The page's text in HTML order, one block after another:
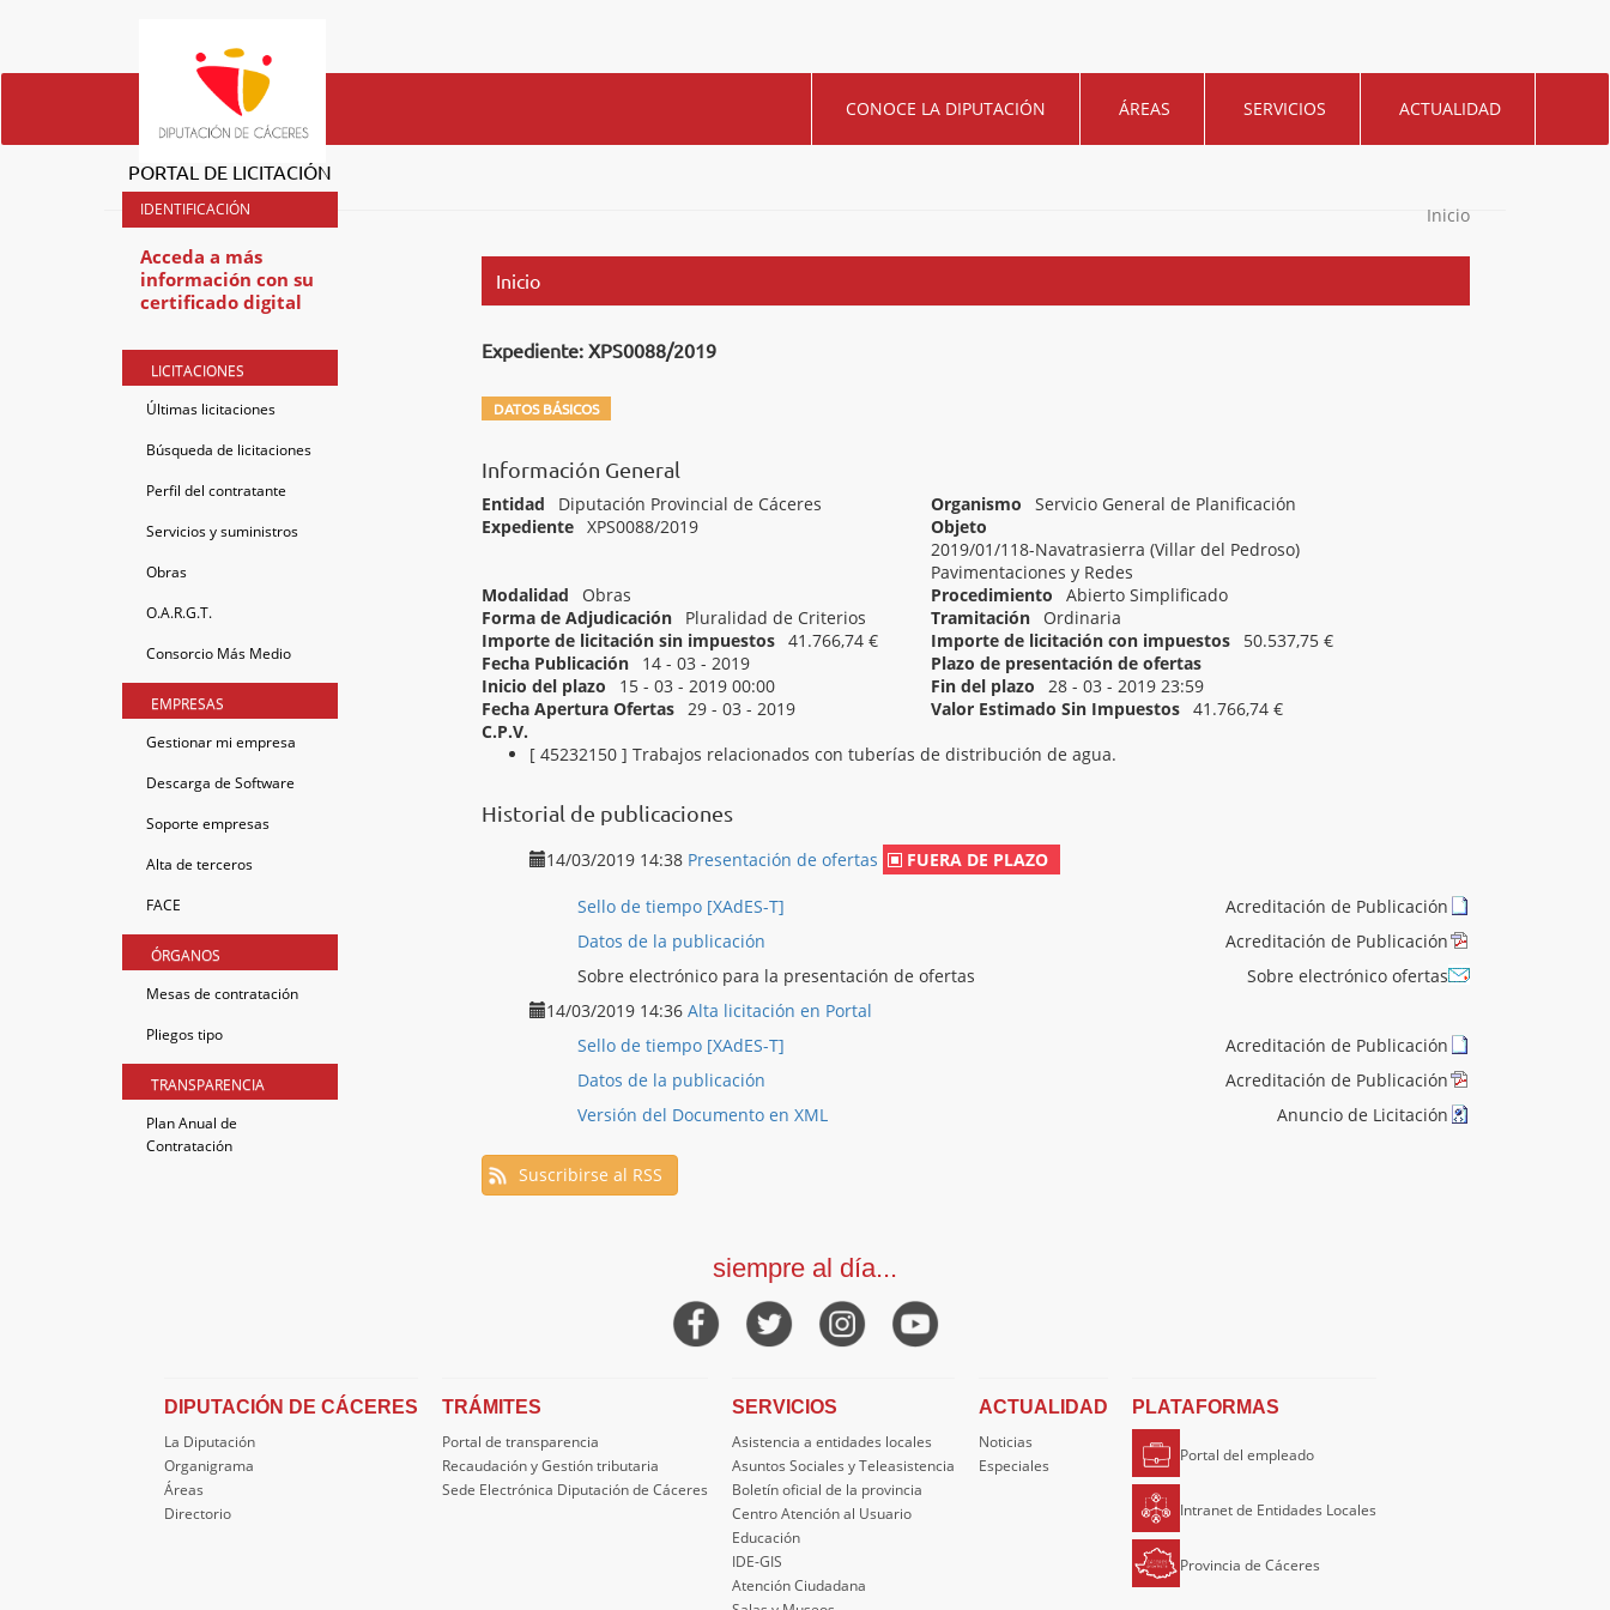
CONOCE LA DIPUTACIÓN ÁREAS SERVICIOS ACTUALIDAD
PORTAL DE LICITACIÓN
Acceda a más
información con su
certificado digital
LICITACIONES
Últimas licitaciones
Búsqueda de licitaciones
Perfil del contratante
Servicios y suministros
Obras
O.A.R.G.T.
Consorcio Más Medio
EMPRESAS
Gestionar mi empresa
Descarga de Software
Soporte empresas
Alta de terceros
FACE
ÓRGANOS
Mesas de contratación
Pliegos tipo
TRANSPARENCIA
Plan Anual de
Contratación
Inicio
Inicio
Expediente: XPS0088/2019
DATOS BÁSICOS
Información General
Entidad Diputación Provincial de Cáceres Organismo
Servicio General de Planificación
Expediente XPS0088/2019
Objeto
2019/01/118-Navatrasierra (Villar del Pedroso)
Pavimentaciones y Redes
Modalidad
Obras Procedimiento
Abierto Simplificado
Forma de Adjudicación
Pluralidad de Criterios Tramitación
Ordinaria
Importe de licitación sin impuestos 41.766,74 € Importe de licitación con impuestos
50.537,75 €
Fecha Publicación
14 - 03 - 2019
Plazo de presentación de ofertas
Inicio del plazo
15 - 03 - 2019 00:00 Fin del plazo
28 - 03 - 2019 23:59
Fecha Apertura Ofertas 29 - 03 - 2019 Valor Estimado Sin Impuestos 41.766,74 €
C.P.V.
[ 45232150 ] Trabajos relacionados con tuberías de distribución de agua.
Historial de publicaciones
14/03/2019 14:38 Presentación de ofertas FUERA DE PLAZO
Acreditación de Publicación
Sello de tiempo [XAdES-T]
Acreditación de Publicación
Datos de la publicación
Sobre electrónico ofertas
Sobre electrónico para la presentación de ofertas
14/03/2019 14:36 Alta licitación en Portal
Acreditación de Publicación
Sello de tiempo [XAdES-T]
Acreditación de Publicación
Datos de la publicación
Anuncio de Licitación
Versión del Documento en XML
Suscribirse al RSS
siempre al día...
DIPUTACIÓN DE CÁCERES
La Diputación
Organigrama
Áreas
Directorio
TRÁMITES
Portal de transparencia
Recaudación y Gestión tributaria
Sede Electrónica Diputación de Cáceres
SERVICIOS
Asistencia a entidades locales
Asuntos Sociales y Teleasistencia
Boletín oficial de la provincia
Centro Atención al Usuario
Educación
IDE-GIS
Atención Ciudadana
ACTUALIDAD
Noticias
Especiales
PLATAFORMAS
Portal del empleado
Intranet de Entidades Locales
Provincia de Cáceres